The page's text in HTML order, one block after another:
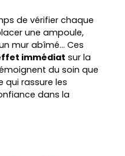
de vérifier chaque
une ampoule,
mur abîmé… Ces
immédiat sur la
du soin que
qui rassure les
dans la